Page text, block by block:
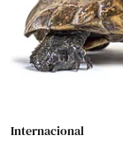
Internacional